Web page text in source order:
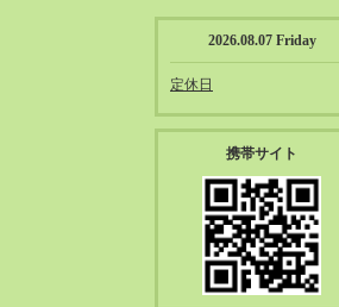
2026.08.07 Friday
定休日
携帯サイト